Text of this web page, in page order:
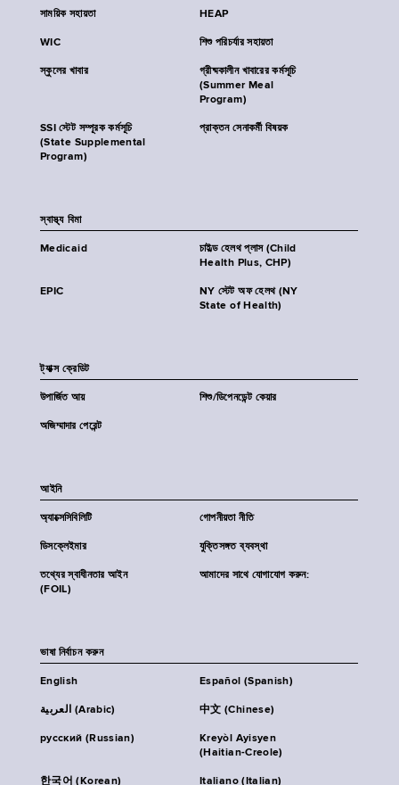
সাময়িক সহায়তা HEAP
WIC শিশু পরিচর্যার সহায়তা
স্কুলের খাবার
গ্রীষ্মকালীন খাবারের কর্মসূচি
(Summer Meal
Program)
SSI স্টেট সম্পূরক কর্মসূচি
(State Supplemental
Program)
প্রাক্তন সেনাকর্মী বিষয়ক
স্বাস্থ্য বিমা
Medicaid
চাইল্ড হেলথ প্লাস (Child
Health Plus, CHP)
EPIC
NY স্টেট অফ হেলথ (NY
State of Health)
ট্যাক্স ক্রেডিট
উপার্জিত আয় শিশু/ডিপেনডেন্ট কেয়ার
অজিম্মাদার পেরেন্ট
আইনি
অ্যাক্সেসিবিলিটি গোপনীয়তা নীতি
ডিসক্লেইমার যুক্তিসঙ্গত ব্যবস্থা
তথ্যের স্বাধীনতার আইন
(FOIL)
আমাদের সাথে যোগাযোগ করুন:
ভাষা নির্বাচন করুন
English Español (Spanish)
العربية (Arabic) 中文 (Chinese)
русский (Russian)
Kreyòl Ayisyen
(Haitian-Creole)
한국어 (Korean) Italiano (Italian)